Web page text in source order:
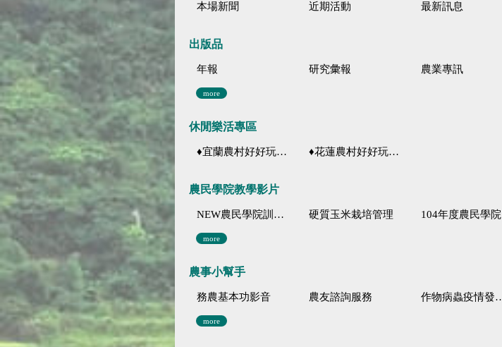
本場新聞 近期活動 最新訊息
出版品
年報 研究彙報 農業專訊
more
休閒樂活專區
♦宜蘭農村好好玩 ♦「農、藝、山、水」四條遊程推薦 ♦花蓮農村好好玩♦「原、生、慢、活」四條遊程推薦
農民學院教學影片
NEW農民學院訓練影音分類 硬質玉米栽培管理 104年度農民學院
more
農事小幫手
務農基本功影音 農友諮詢服務 作物病蟲疫情發生預測
more